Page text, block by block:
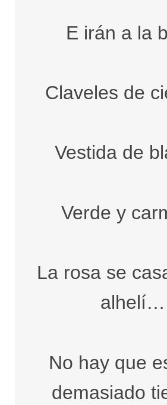
E irán a la
Claveles de
Vestida de
Verde y
La rosa se
alhelí…
No hay que
demasiado